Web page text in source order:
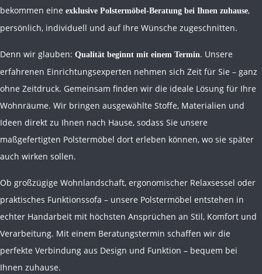
bekommen eine exklusive Polstermöbel-Beratung bei Ihnen zuhause,
persönlich, individuell und auf Ihre Wünsche zugeschnitten.
Denn wir glauben: Qualität beginnt mit einem Termin. Unsere
erfahrenen Einrichtungsexperten nehmen sich Zeit für Sie – ganz
ohne Zeitdruck. Gemeinsam finden wir die ideale Lösung für Ihre
Wohnräume. Wir bringen ausgewählte Stoffe, Materialien und
Ideen direkt zu Ihnen nach Hause, sodass Sie unsere
maßgefertigten Polstermöbel dort erleben können, wo sie später
auch wirken sollen.
Ob großzügige Wohnlandschaft, ergonomischer Relaxsessel oder
praktisches Funktionssofa – unsere Polstermöbel entstehen in
echter Handarbeit mit höchsten Ansprüchen an Stil, Komfort und
Verarbeitung. Mit einem Beratungstermin schaffen wir die
perfekte Verbindung aus Design und Funktion – bequem bei
Ihnen zuhause.